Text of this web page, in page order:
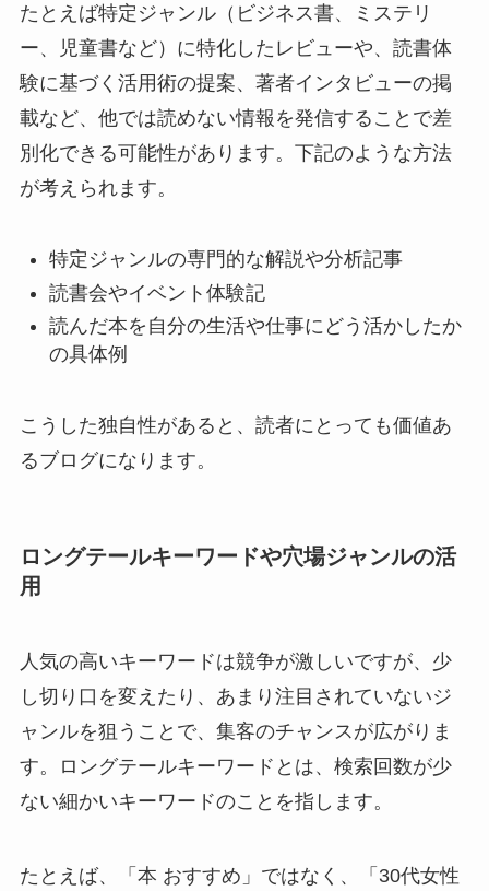
たとえば特定ジャンル（ビジネス書、ミステリ
ー、児童書など）に特化したレビューや、読書体
験に基づく活用術の提案、著者インタビューの掲
載など、他では読めない情報を発信することで差
別化できる可能性があります。下記のような方法
が考えられます。
特定ジャンルの専門的な解説や分析記事
読書会やイベント体験記
読んだ本を自分の生活や仕事にどう活かしたか
の具体例
こうした独自性があると、読者にとっても価値あ
るブログになります。
ロングテールキーワードや穴場ジャンルの活
用
人気の高いキーワードは競争が激しいですが、少
し切り口を変えたり、あまり注目されていないジ
ャンルを狙うことで、集客のチャンスが広がりま
す。ロングテールキーワードとは、検索回数が少
ない細かいキーワードのことを指します。
たとえば、「本 おすすめ」ではなく、「30代女性